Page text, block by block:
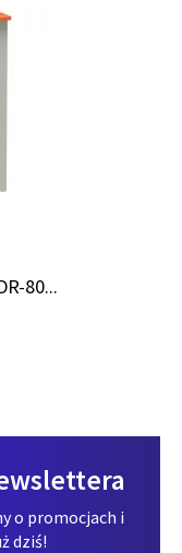
80...
o promocjach i
dziś!